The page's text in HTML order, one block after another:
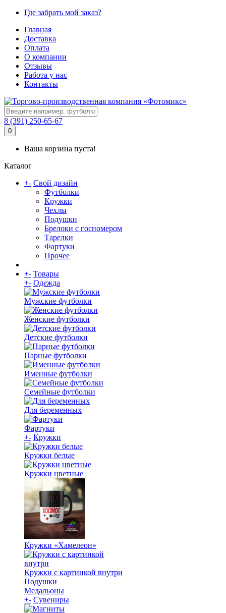
Где забрать мой заказ?
Главная
Доставка
Оплата
О компании
Отзывы
Работа у нас
Контакты
8 (391) 250-65-67
0
Ваша корзина пуста!
Каталог
+- Свой дизайн
Футболки
Кружки
Чехлы
Подушки
Брелоки с госномером
Тарелки
Фартуки
Прочее
+- Товары
+- Одежда
Мужские футболки
Женские футболки
Детские футболки
Парные футболки
Именные футболки
Семейные футболки
Для беременных
Фартуки
+- Кружки
Кружки белые
Кружки цветные
Кружки «Хамелеон»
Кружки с картинкой внутри
Подушки
Медальоны
+- Сувениры